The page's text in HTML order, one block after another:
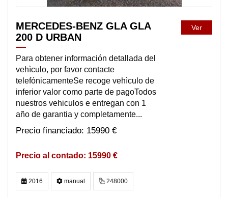
MERCEDES-BENZ GLA GLA
200 D URBAN
Para obtener información detallada del
vehìculo, por favor contacte
telefónicamenteSe recoge vehìculo de
inferior valor como parte de pagoTodos
nuestros vehiculos e entregan con 1
año de garantia y completamente...
15990 €
15990 €
Ver
2016 manual 248000